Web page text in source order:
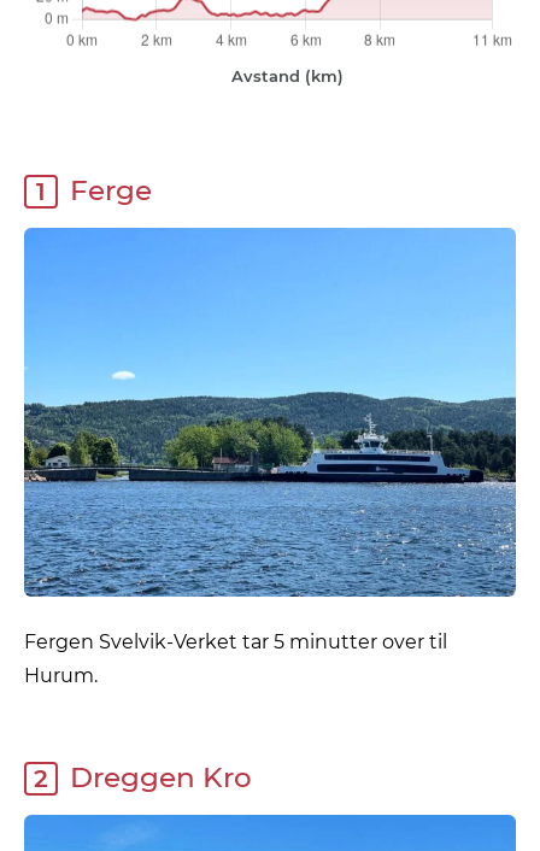
1 Ferge
Fergen Svelvik-Verket tar 5 minutter over til
Hurum.
2 Dreggen Kro